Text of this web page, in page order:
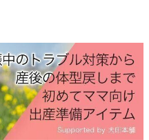
、大根とツナの煮物、すり
おかゆを入れるのに白い食器
んな風に色味のある器が◎！